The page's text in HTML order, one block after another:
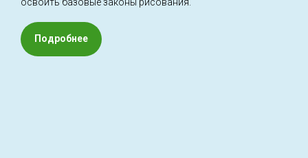
освоить базовые законы рисования.
Подробнее